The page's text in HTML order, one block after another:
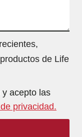
de Life
acepto las
privacidad.